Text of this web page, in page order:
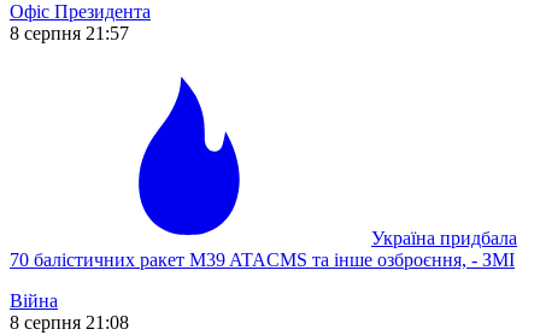
Офіс Президента
8 серпня 21:57
Україна придбала
70 балістичних ракет M39 ATACMS та інше озброєння, - ЗМІ
Війна
8 серпня 21:08